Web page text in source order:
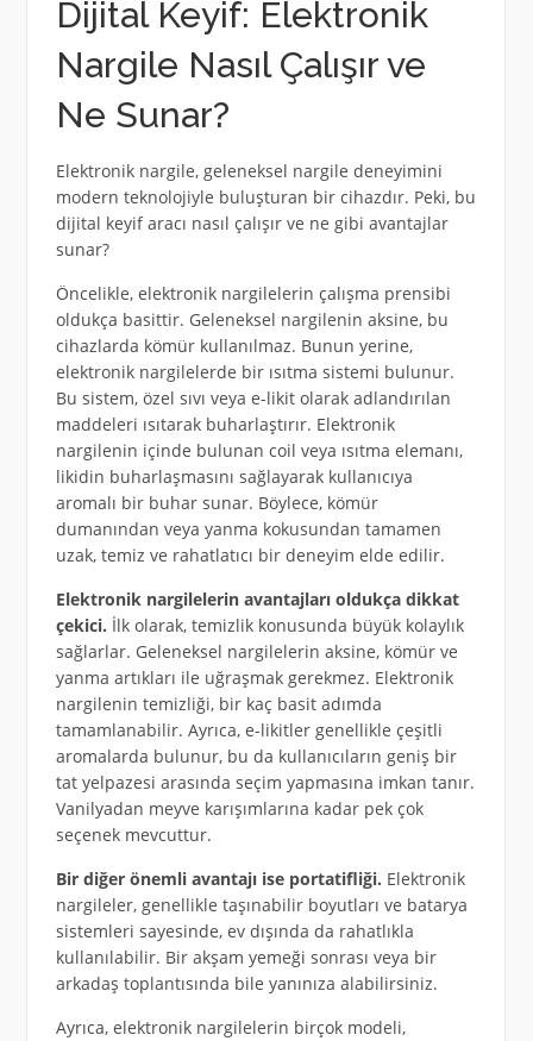
Dijital Keyif: Elektronik
Nargile Nasıl Çalışır ve
Ne Sunar?
Elektronik nargile, geleneksel nargile deneyimini
modern teknolojiyle buluşturan bir cihazdır. Peki, bu
dijital keyif aracı nasıl çalışır ve ne gibi avantajlar
sunar?
Öncelikle, elektronik nargilelerin çalışma prensibi
oldukça basittir. Geleneksel nargilenin aksine, bu
cihazlarda kömür kullanılmaz. Bunun yerine,
elektronik nargilelerde bir ısıtma sistemi bulunur.
Bu sistem, özel sıvı veya e-likit olarak adlandırılan
maddeleri ısıtarak buharlaştırır. Elektronik
nargilenin içinde bulunan coil veya ısıtma elemanı,
likidin buharlaşmasını sağlayarak kullanıcıya
aromalı bir buhar sunar. Böylece, kömür
dumanından veya yanma kokusundan tamamen
uzak, temiz ve rahatlatıcı bir deneyim elde edilir.
Elektronik nargilelerin avantajları oldukça dikkat
çekici. İlk olarak, temizlik konusunda büyük kolaylık
sağlarlar. Geleneksel nargilelerin aksine, kömür ve
yanma artıkları ile uğraşmak gerekmez. Elektronik
nargilenin temizliği, bir kaç basit adımda
tamamlanabilir. Ayrıca, e-likitler genellikle çeşitli
aromalarda bulunur, bu da kullanıcıların geniş bir
tat yelpazesi arasında seçim yapmasına imkan tanır.
Vanilyadan meyve karışımlarına kadar pek çok
seçenek mevcuttur.
Bir diğer önemli avantajı ise portatifliği. Elektronik
nargileler, genellikle taşınabilir boyutları ve batarya
sistemleri sayesinde, ev dışında da rahatlıkla
kullanılabilir. Bir akşam yemeği sonrası veya bir
arkadaş toplantısında bile yanınıza alabilirsiniz.
Ayrıca, elektronik nargilelerin birçok modeli,